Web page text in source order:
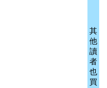
其
他
讀
者
也
買